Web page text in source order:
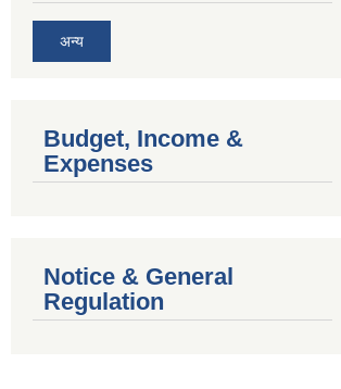
अन्य
Budget, Income &
Expenses
Notice & General
Regulation